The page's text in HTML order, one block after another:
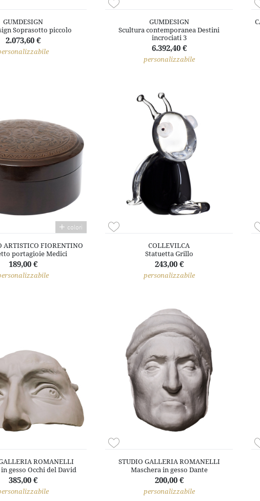
GUMDESIGN
Soprasotto piccolo
2.073,60 €
GUMDESIGN
Scultura contemporanea Destini
incrociati 3
6.392,40 €
personalizzabile
colori
ARTISTICO FIORENTINO
portagioie Medici
189,00 €
COLLEVILCA
Statuetta Grillo
243,00 €
personalizzabile
ROMANELLI
gesso Occhi del David
385,00 €
STUDIO GALLERIA ROMANELLI
Maschera in gesso Dante
200,00 €
personalizzabile